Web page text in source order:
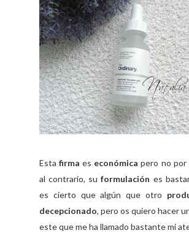
Esta firma es económica pero no por
al contrario, suformulación es
es cierto que algún que otro
decepcionado, pero os quiero hacer
este que me ha llamado bastante mi